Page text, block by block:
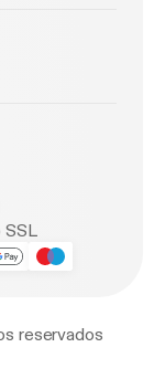
SSL
reservados